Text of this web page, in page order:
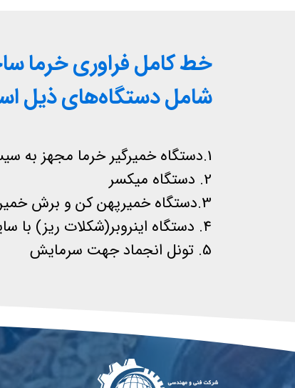
خط کامل فراوری خرما
شامل دستگاه‌های ذیل
1.دستگاه خمیرگیر خرما مجهز به سیستم بخار و تخلیه اتومات
2. دستگاه میکسر
3.دستگاه خمیرپهن کن و برش خمیر خرما( خرما شکلاتی. قند حبه خرما.کنجد عسلی )
4. دستگاه اینروبر(شکلات ریز) با سایزهای متفاوت
5. تونل انجماد جهت سرمایش